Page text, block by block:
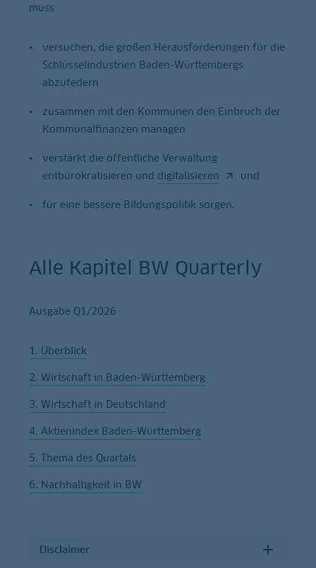
muss
versuchen, die großen Herausforderungen für die
Schlüsselindustrien Baden-Württembergs
abzufedern
zusammen mit den Kommunen den Einbruch der
Kommunalfinanzen managen
verstärkt die öffentliche Verwaltung
entbürokratisieren und digitalisieren und
für eine bessere Bildungspolitik sorgen.
Alle Kapitel BW Quarterly
Ausgabe Q1/2026
1. Überblick
2. Wirtschaft in Baden-Württemberg
3. Wirtschaft in Deutschland
4. Aktienindex Baden-Württemberg
5. Thema des Quartals
6. Nachhaltigkeit in BW
Disclaimer